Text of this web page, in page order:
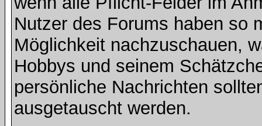
Nutzer des Forums haben so
Möglichkeit nachzuschauen,
Hobbys und seinem
persönliche Nachrichten
ausgetauscht werden.